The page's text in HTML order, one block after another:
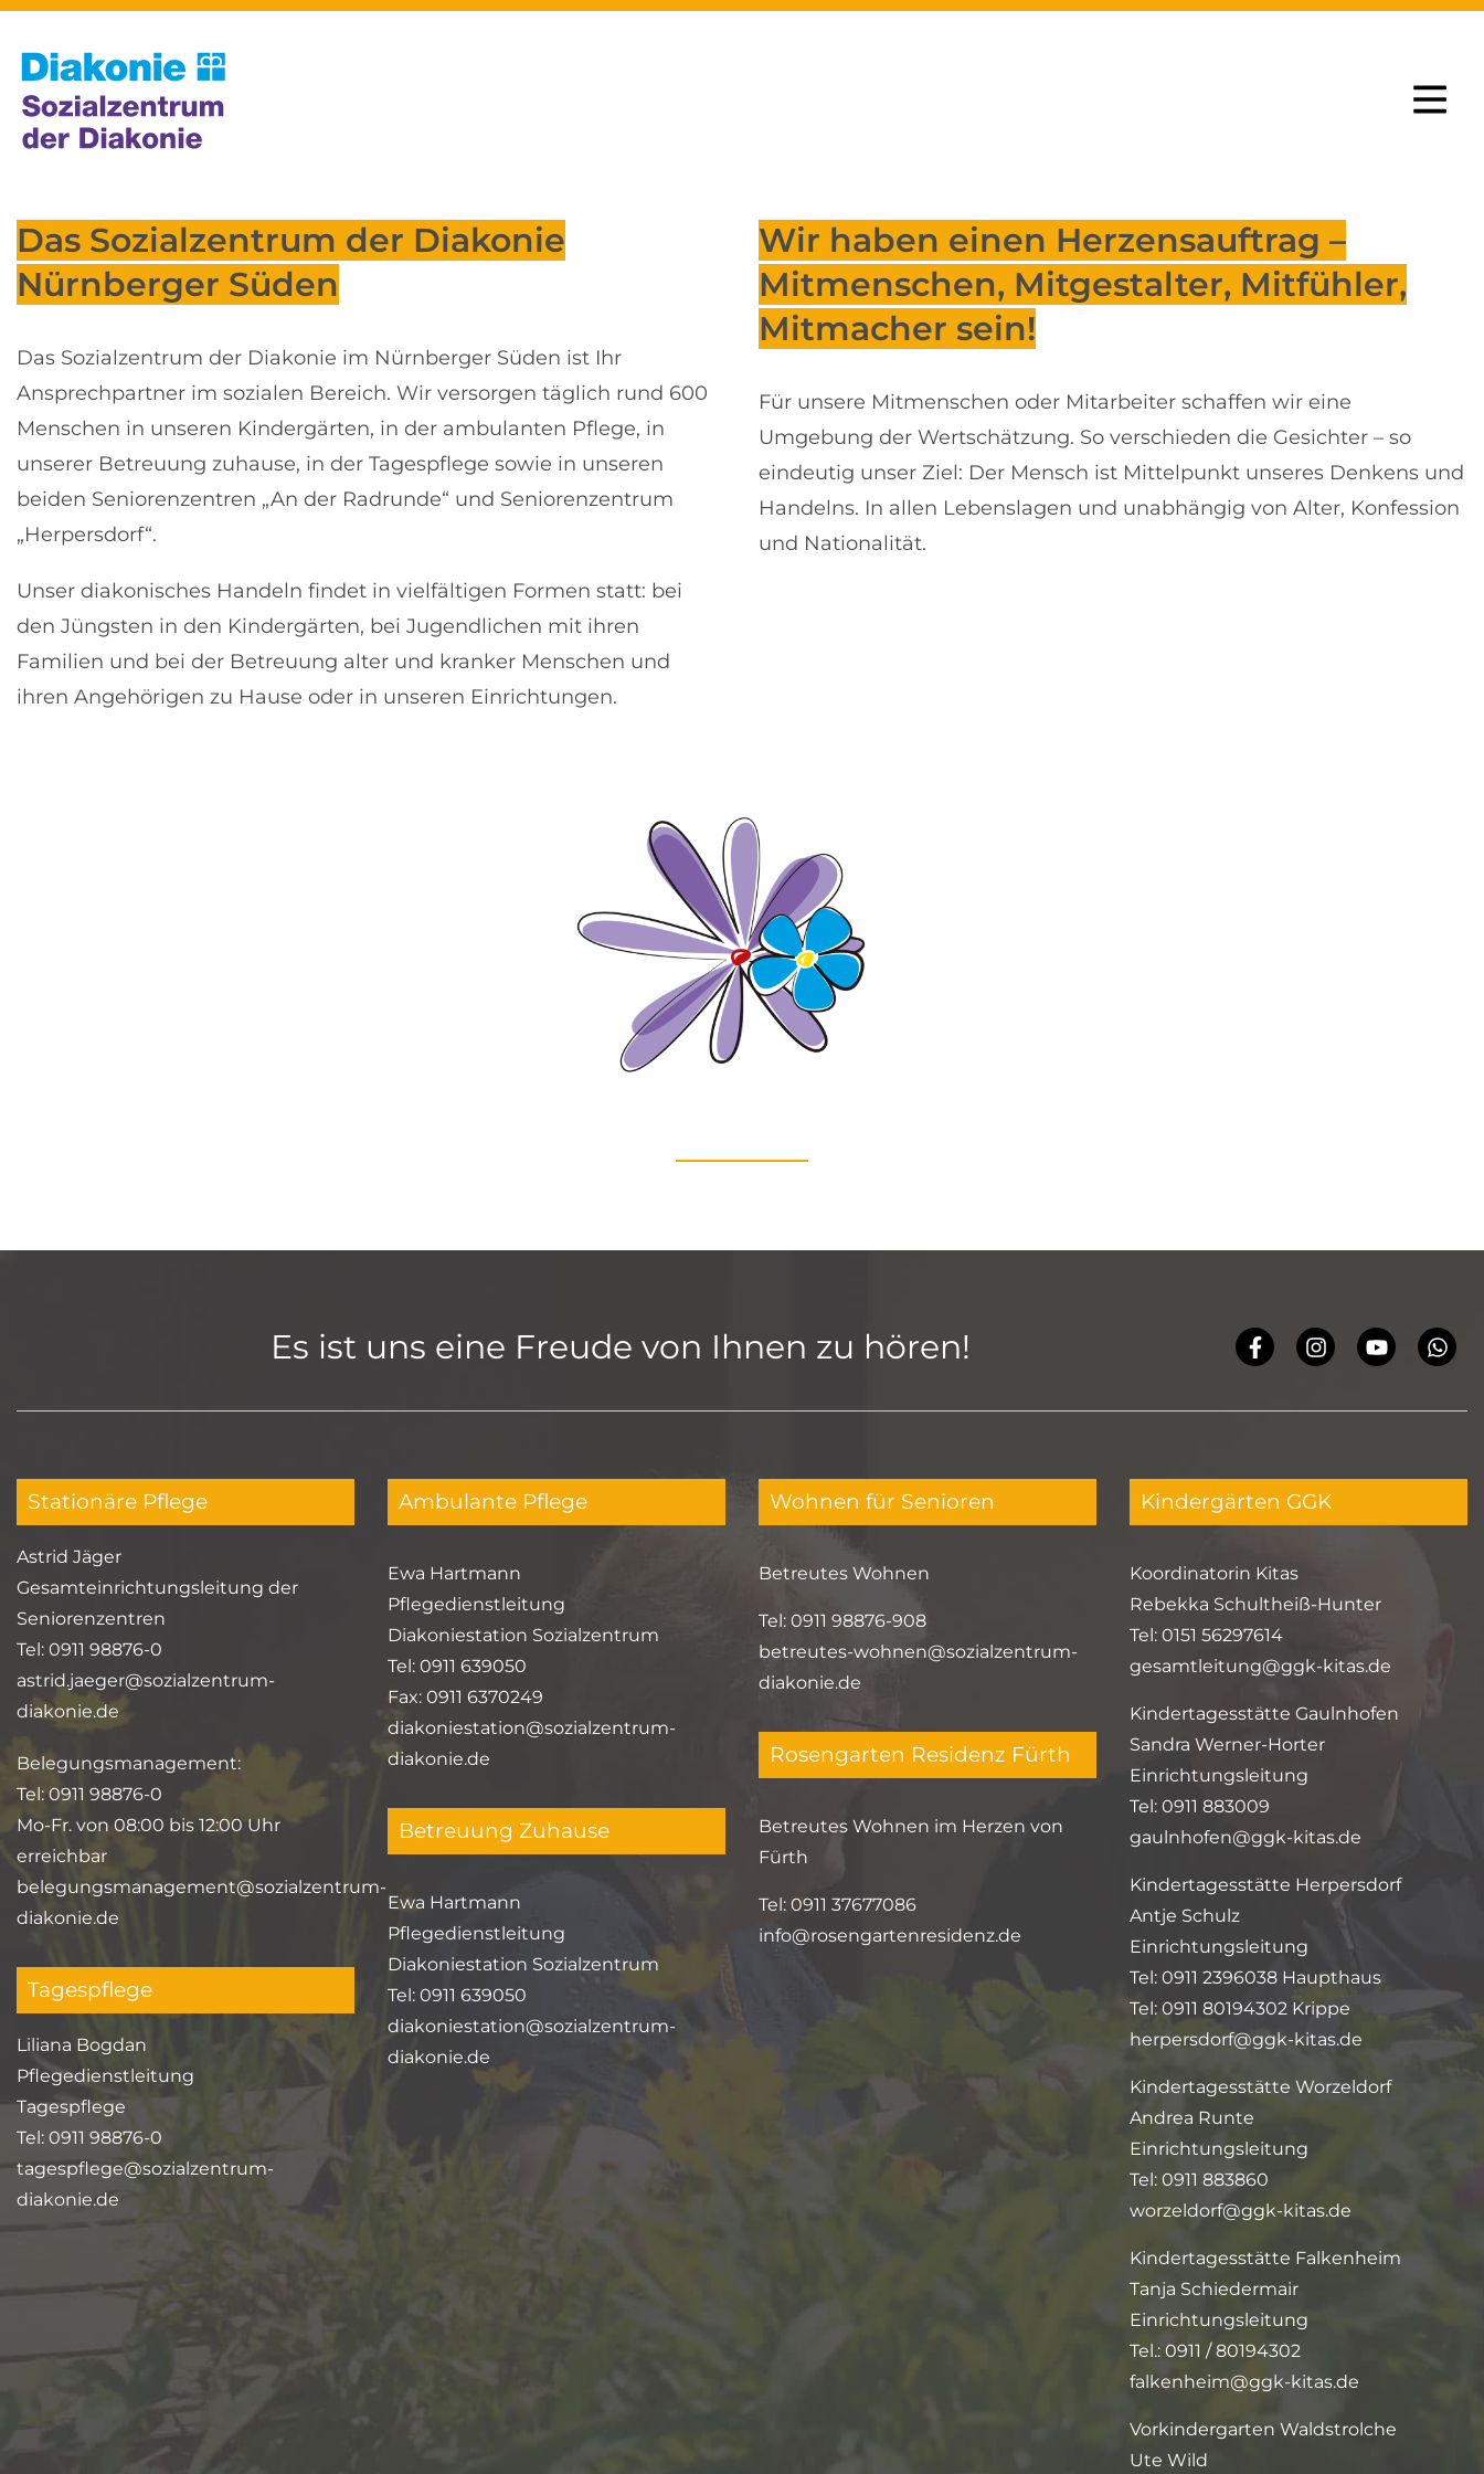
Das Sozialzentrum der Diakonie
Nürnberger Süden
Das Sozialzentrum der Diakonie im Nürnberger Süden ist Ihr
Ansprechpartner im sozialen Bereich. Wir versorgen täglich rund 600
Menschen in unseren Kindergärten, in der ambulanten Pflege, in
unserer Betreuung zuhause, in der Tagespflege sowie in unseren
beiden Seniorenzentren „An der Radrunde“ und Seniorenzentrum
„Herpersdorf“.
Unser diakonisches Handeln findet in vielfältigen Formen statt: bei
den Jüngsten in den Kindergärten, bei Jugendlichen mit ihren
Familien und bei der Betreuung alter und kranker Menschen und
ihren Angehörigen zu Hause oder in unseren Einrichtungen.
Wir haben einen Herzensauftrag –
Mitmenschen, Mitgestalter, Mitfühler,
Mitmacher sein!
Für unsere Mitmenschen oder Mitarbeiter schaffen wir eine
Umgebung der Wertschätzung. So verschieden die Gesichter – so
eindeutig unser Ziel: Der Mensch ist Mittelpunkt unseres Denkens und
Handelns. In allen Lebenslagen und unabhängig von Alter, Konfession
und Nationalität.
Es ist uns eine Freude von Ihnen zu hören!
Stationäre Pflege
Astrid Jäger
Gesamteinrichtungsleitung der
Seniorenzentren
Tel: 0911 98876-0
astrid.jaeger@sozialzentrum-
diakonie.de
Belegungsmanagement:
Tel: 0911 98876-0
Mo-Fr. von 08:00 bis 12:00 Uhr
erreichbar
belegungsmanagement@sozialzentrum-
diakonie.de
Tagespflege
Liliana Bogdan
Pflegedienstleitung
Tagespflege
Tel: 0911 98876-0
tagespflege@sozialzentrum-
diakonie.de
Ambulante Pflege
Ewa Hartmann
Pflegedienstleitung
Diakoniestation Sozialzentrum
Tel: 0911 639050
Fax: 0911 6370249
diakoniestation@sozialzentrum-
diakonie.de
Betreuung Zuhause
Ewa Hartmann
Pflegedienstleitung
Diakoniestation Sozialzentrum
Tel: 0911 639050
diakoniestation@sozialzentrum-
diakonie.de
Wohnen für Senioren
Betreutes Wohnen
Tel: 0911 98876-908
betreutes-wohnen@sozialzentrum-
diakonie.de
Rosengarten Residenz Fürth
Betreutes Wohnen im Herzen von
Fürth
Tel: 0911 37677086
info@rosengartenresidenz.de
Kindergärten GGK
Koordinatorin Kitas
Rebekka Schultheiß-Hunter
Tel: 0151 56297614
gesamtleitung@ggk-kitas.de
Kindertagesstätte Gaulnhofen
Sandra Werner-Horter
Einrichtungsleitung
Tel: 0911 883009
gaulnhofen@ggk-kitas.de
Kindertagesstätte Herpersdorf
Antje Schulz
Einrichtungsleitung
Tel: 0911 2396038 Haupthaus
Tel: 0911 80194302 Krippe
herpersdorf@ggk-kitas.de
Kindertagesstätte Worzeldorf
Andrea Runte
Einrichtungsleitung
Tel: 0911 883860
worzeldorf@ggk-kitas.de
Kindertagesstätte Falkenheim
Tanja Schiedermair
Einrichtungsleitung
Tel.: 0911 / 80194302
falkenheim@ggk-kitas.de
Vorkindergarten Waldstrolche
Ute Wild